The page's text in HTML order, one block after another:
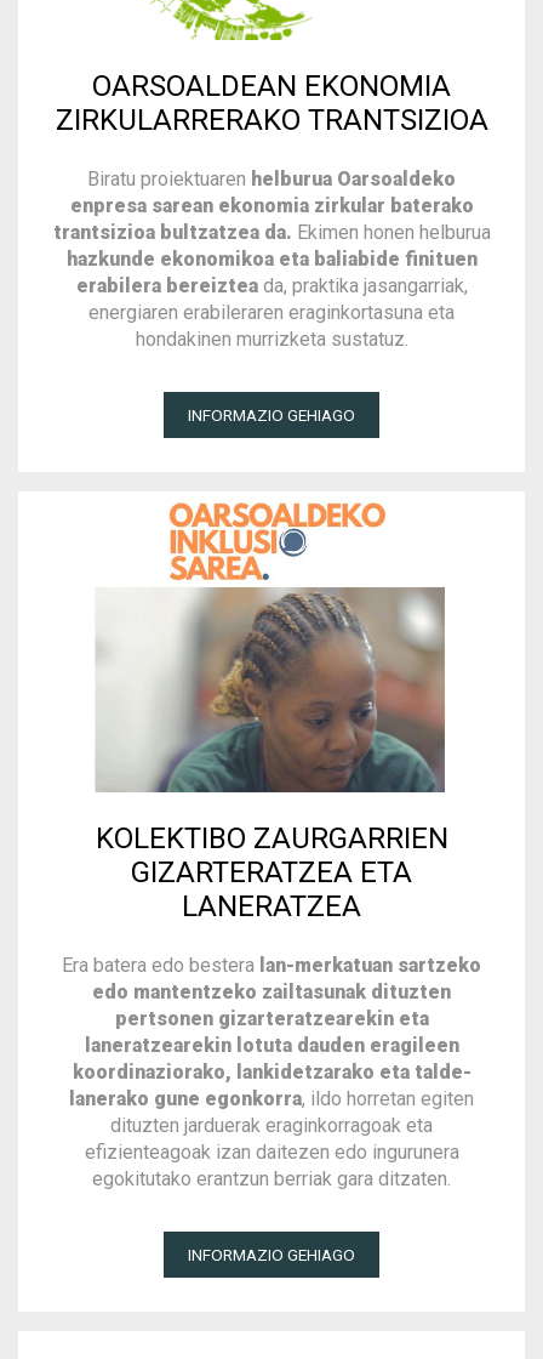
OARSOALDEAN EKONOMIA
ZIRKULARRERAKO TRANTSIZIOA
Biratu proiektuaren helburua Oarsoaldeko
enpresa sarean ekonomia zirkular baterako
trantsizioa bultzatzea da. Ekimen honen helburua
hazkunde ekonomikoa eta baliabide finituen
erabilera bereizteada, praktika jasangarriak,
energiaren erabileraren eraginkortasuna eta
hondakinen murrizketa sustatuz.
INFORMAZIO GEHIAGO
KOLEKTIBO ZAURGARRIEN
GIZARTERATZEA ETA
LANERATZEA
Era batera edo bestera lan-merkatuan sartzeko
edo mantentzeko zailtasunak dituzten
pertsonen gizarteratzearekin eta
laneratzearekin lotuta dauden eragileen
koordinaziorako, lankidetzarako eta talde-
lanerako gune egonkorra, ildo horretan egiten
dituzten jarduerak eraginkorragoak eta
efizienteagoak izan daitezen edo ingurunera
egokitutako erantzun berriak gara ditzaten.
INFORMAZIO GEHIAGO